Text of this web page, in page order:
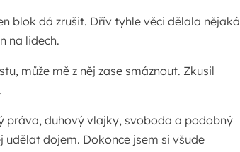
blok dá zrušit. Dřív tyhle věci dělala nějaká
na lidech.
může mě z něj zase smáznout. Zkusil
práva, duhový vlajky, svoboda a podobný
udělat dojem. Dokonce jsem si všude